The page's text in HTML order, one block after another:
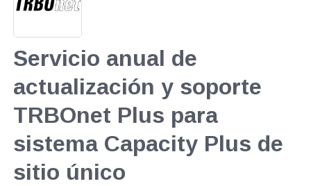
Servicio anual de
actualización y soporte
TRBOnet Plus para
sistema Capacity Plus de
sitio único